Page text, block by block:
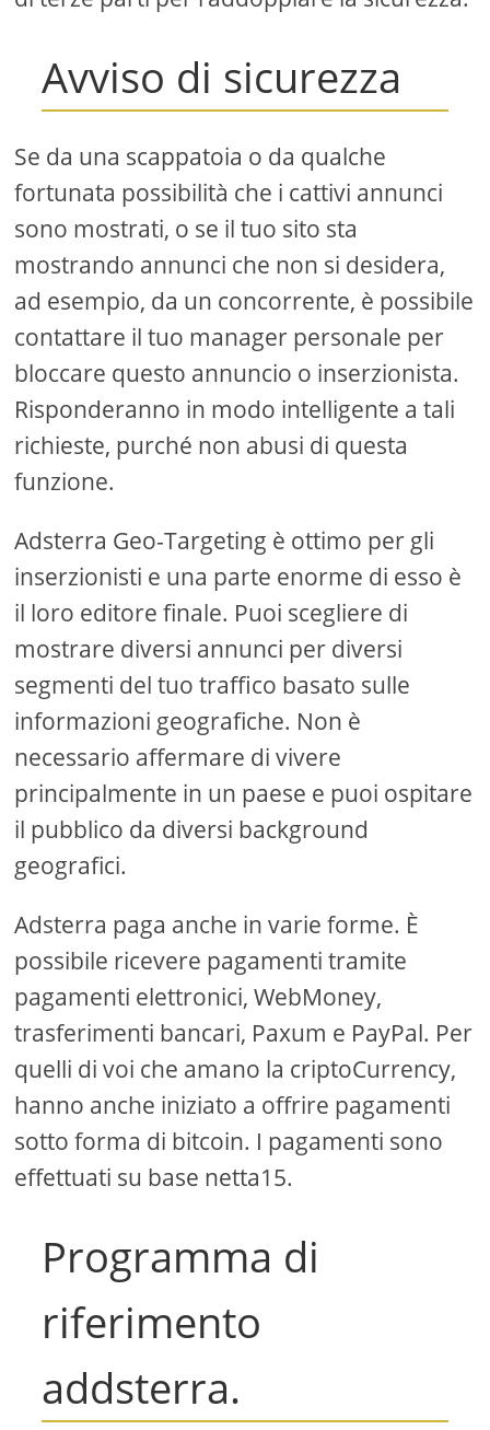
Avviso di sicurezza
Se da una scappatoia o da qualche
fortunata possibilità che i cattivi annunci
sono mostrati, o se il tuo sito sta
mostrando annunci che non si desidera,
ad esempio, da un concorrente, è possibile
contattare il tuo manager personale per
bloccare questo annuncio o inserzionista.
Risponderanno in modo intelligente a tali
richieste, purché non abusi di questa
funzione.
Adsterra Geo-Targeting è ottimo per gli
inserzionisti e una parte enorme di esso è
il loro editore finale. Puoi scegliere di
mostrare diversi annunci per diversi
segmenti del tuo traffico basato sulle
informazioni geografiche. Non è
necessario affermare di vivere
principalmente in un paese e puoi ospitare
il pubblico da diversi background
geografici.
Adsterra paga anche in varie forme. È
possibile ricevere pagamenti tramite
pagamenti elettronici, WebMoney,
trasferimenti bancari, Paxum e PayPal. Per
quelli di voi che amano la criptoCurrency,
hanno anche iniziato a offrire pagamenti
sotto forma di bitcoin. I pagamenti sono
effettuati su base netta15.
Programma di
riferimento
addsterra.